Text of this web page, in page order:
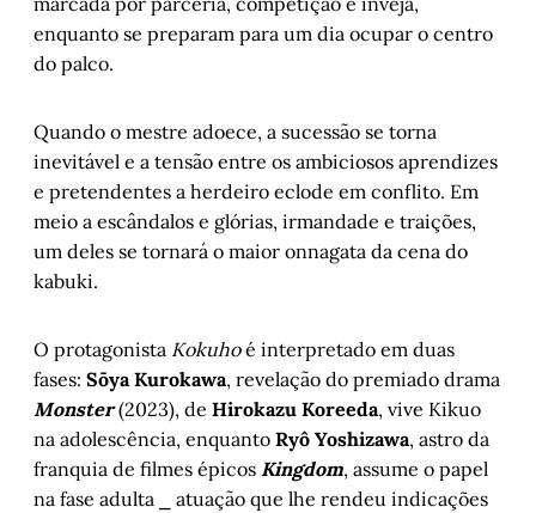
enquanto se preparam para um dia ocupar o centro
do palco.
Quando o mestre adoece, a sucessão se torna
inevitável e a tensão entre os ambiciosos aprendizes
e pretendentes a herdeiro eclode em conflito. Em
meio a escândalos e glórias, irmandade e traições,
um deles se tornará o maior onnagata da cena do
kabuki.
O protagonista Kokuhoé interpretado em duas
fases: Sōya Kurokawa, revelação do premiado drama
Monster(2023), de Hirokazu Koreeda, vive Kikuo
na adolescência, enquanto Ryô Yoshizawa, astro da
franquia de filmes épicos Kingdom, assume o papel
na fase adulta ⎯ atuação que lhe rendeu indicações